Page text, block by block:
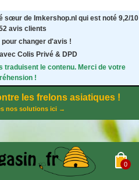
sœur de Imkershop.nl qui est noté 9,2/10
avis clients
pour changer d'avis !
Colis Privé & DPD
traduisent le contenu. Merci de votre
!
les frelons asiatiques !
nos solutions ici →
0